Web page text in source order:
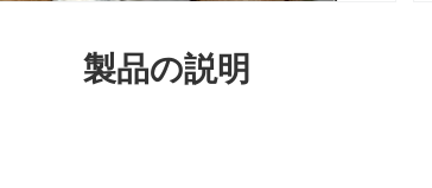
製品の説明